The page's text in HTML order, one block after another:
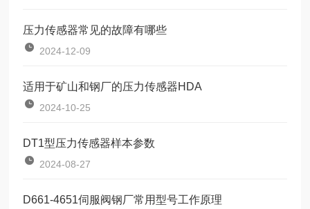
压力传感器常见的故障有哪些
2024-12-09
适用于矿山和钢厂的压力传感器HDA
2024-10-25
DT1型压力传感器样本参数
2024-08-27
D661-4651伺服阀钢厂常用型号工作原理